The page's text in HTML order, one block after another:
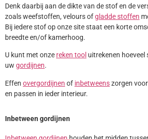
Denk daarbij aan de dikte van de stof en de
zoals weefstoffen, velours ofgladde stoffen
Bij iedere stof op onze site staat een korte
breedte en/of kamerhoog.
U kunt met onze reken tool uitrekenen
uw gordijnen.
Effen overgordijnen of inbetweenszorgen
en passen in ieder interieur.
Inbetween gordijnen